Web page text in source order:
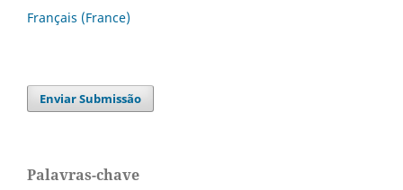
Français (France)
Enviar Submissão
Palavras-chave